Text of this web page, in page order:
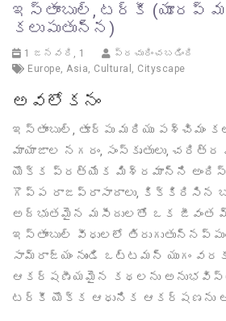
ఇస్తాంబుల్, టర్కీ (యూరప్
కలుపుతున్న)
1 జనవరి, 1
ప్రచురించబడింది
Europe, Asia, Cultural , Cityscape
అవలోకనం
ఇస్తాంబుల్, తూర్పు మరియు పశ్చిమం
మాయాజాల నగరం, సంస్కృతులు,
యొక్క ప్రత్యేక మిశ్రమాన్ని
గొప్ప రాజప్రాసాదాలు, కిక్కిరిసిన
అద్భుతమైన మసీదులతో ఒక జీవంత
ఇస్తాంబుల్ వీధులలో
సామ్రాజ్యం నుండి ఒట్టమన్ యుగం
ఆకర్షణీయమైన కథలను
టర్కీ యొక్క ఆధునిక ఆకర్షణను